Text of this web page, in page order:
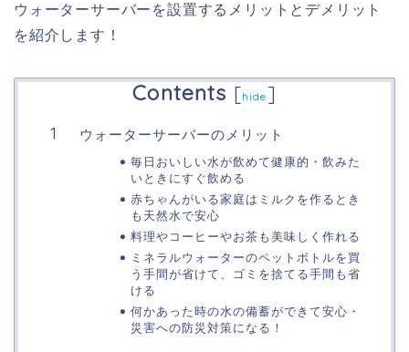
ウォーターサーバーを設置するメリットとデメリット
を紹介します！
Contents [hide ]
ウォーターサーバーのメリット
毎日おいしい水が飲めて健康的・飲みた
いときにすぐ飲める
赤ちゃんがいる家庭はミルクを作るとき
も天然水で安心
料理やコーヒーやお茶も美味しく作れる
ミネラルウォーターのペットボトルを買
う手間が省けて、ゴミを捨てる手間も省
ける
何かあった時の水の備蓄ができて安心・
災害への防災対策になる！